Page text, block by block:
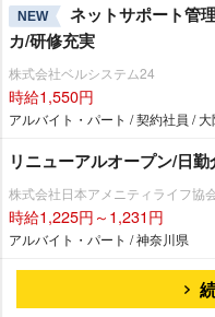
NEW
ネットサポート管
カ/研修充実
株式会社ベルシステム24
時給1,550円
アルバイト・パート / 契約社員 /
リニューアルオープン/日
株式会社日本アメニティライフ協
時給1,225円～1,231円
アルバイト・パート / 神奈川県